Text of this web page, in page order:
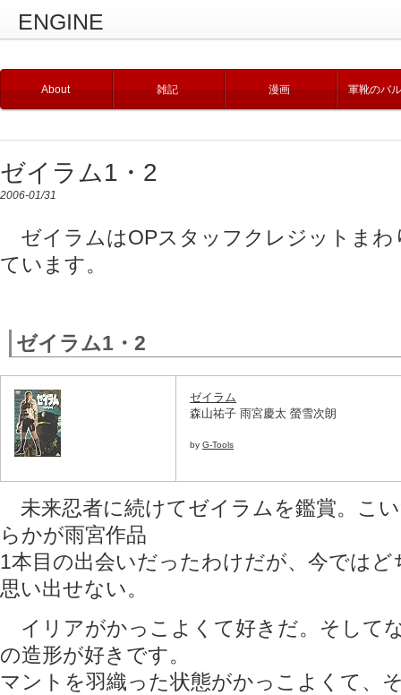
ENGINE
About 雑記 漫画 軍靴のバ
ゼイラム1・2
2006-01/31
ゼイラムはOPスタッフクレジットまわ
ています。
ゼイラム1・2
ゼイラム
森山祐子 雨宮慶太 螢雪次朗
by G-Tools
未来忍者に続けてゼイラムを鑑賞。こ
らかが雨宮作品
1本目の出会いだったわけだが、今では
思い出せない。
イリアがかっこよくて好きだ。そして
の造形が好きです。
マントを羽織った状態がかっこよくて、